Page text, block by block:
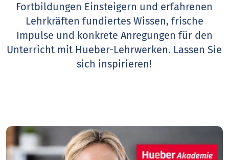
Fortbildungen Einsteigern und erfahrenen
Lehrkräften fundiertes Wissen, frische
Impulse und konkrete Anregungen für den
Unterricht mit Hueber-Lehrwerken. Lassen Sie
sich inspirieren!